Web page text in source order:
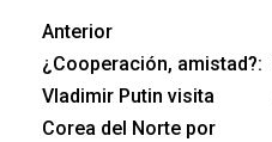
Anterior
¿Cooperación, amistad?:
Vladimir Putin visita
Corea del Norte por